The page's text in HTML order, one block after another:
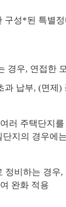
구성*된 특별
경우, 연접한
납부, (면제)
러 주택단지
지의 경우에
비하는 경우
완화 적용